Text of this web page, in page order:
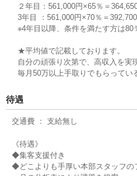
２年目：561,000円×65％＝
3年目 ：561,000円×70％＝
※4年目以降、条件を満たす方は80
★平均値で記載しております。
自分の頑張り次第で、高収入を実
毎月50万以上手取りでもらってい
待遇
交通費 ： 支給無し
《待遇》
◆集客支援付き
◆どこよりも手厚い本部スタッフの